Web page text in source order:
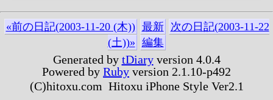
«前の日記(2003-11-20 (木)) 最新
次の日記(2003-11-22
(土))» 編集
Generated by tDiaryversion 4.0.4
Powered by Ruby version 2.1.10-p492